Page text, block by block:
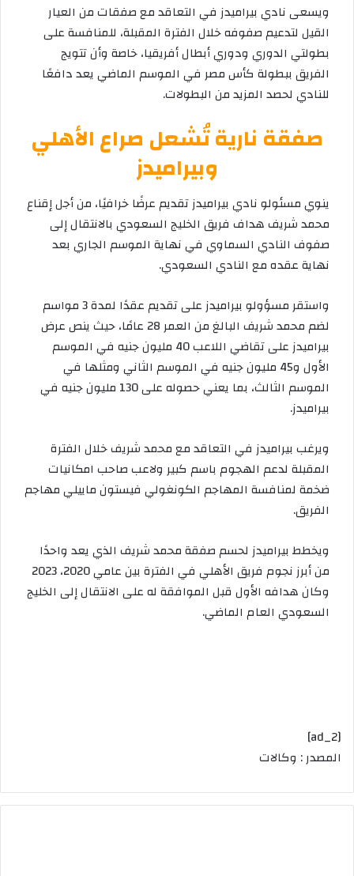
ويسعى نادي بيراميدز في التعاقد مع صفقات من العيار
القيل لتدعيم صفوفه خلال الفترة المقبلة، للمنافسة على
بطولتي الدوري ودوري أبطال أفريقيا، خاصة وأن تتويج
الفريق ببطولة كأس مصر في الموسم الماضي يعد دافعًا
للنادي لحصد المزيد من البطولات.
صفقة نارية تُشعل صراع الأهلي
وبيراميدز
ينوي مسئولو نادي بيراميدز تقديم عرضًا خرافيًا، من أجل إقناع
محمد شريف هداف فريق الخليج السعودي بالانتقال إلى
صفوف النادي السماوي في نهاية الموسم الجاري بعد
نهاية عقده مع النادي السعودي.
واستقر مسؤولو بيراميدز على تقديم عقدًا لمدة 3 مواسم
لضم محمد شريف البالغ من العمر 28 عامًا، حيث ينص عرض
بيراميدز على تقاضي اللاعب 40 مليون جنيه في الموسم
الأول و45 مليون جنيه في الموسم الثاني ومثلها في
الموسم الثالث، بما يعني حصوله على 130 مليون جنيه في
بيراميدز.
ويرغب بيراميدز في التعاقد مع محمد شريف خلال الفترة
المقبلة لدعم الهجوم باسم كبير ولاعب صاحب امكانيات
ضخمة لمنافسة المهاجم الكونغولي فيستون ماييلي مهاجم
الفريق.
ويخطط بيراميدز لحسم صفقة محمد شريف الذي يعد واحدًا
من أبرز نجوم فريق الأهلي في الفترة بين عامي 2020، 2023
وكان هدافه الأول قبل الموافقة له على الانتقال إلى الخليج
السعودي العام الماضي.
[ad_2]
المصدر : وكالات